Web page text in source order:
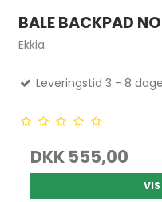
BALE BACKPAD
Ekkia
Leveringstid 3 - 8 dage
DKK 555,00